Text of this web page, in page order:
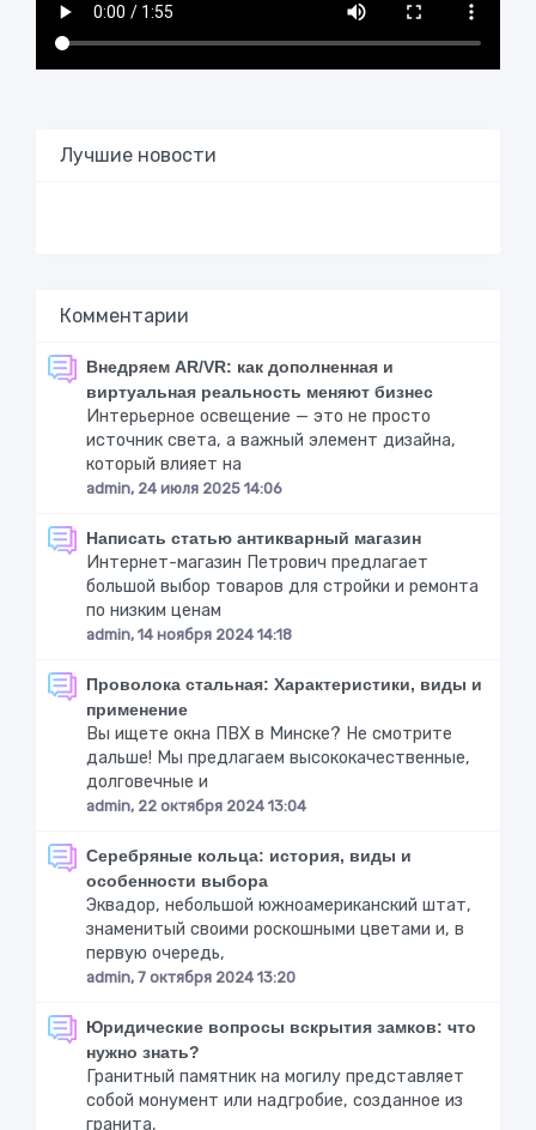
Лучшие новости
Комментарии
Внедряем AR/VR: как дополненная и
виртуальная реальность меняют бизнес
Интерьерное освещение — это не просто
источник света, а важный элемент дизайна,
который влияет на
admin, 24 июля 2025 14:06
Написать статью антикварный магазин
Интернет-магазин Петрович предлагает
большой выбор товаров для стройки и ремонта
по низким ценам
admin, 14 ноября 2024 14:18
Проволока стальная: Характеристики, виды и
применение
Вы ищете окна ПВХ в Минске? Не смотрите
дальше! Мы предлагаем высококачественные,
долговечные и
admin, 22 октября 2024 13:04
Серебряные кольца: история, виды и
особенности выбора
Эквадор, небольшой южноамериканский штат,
знаменитый своими роскошными цветами и, в
первую очередь,
admin, 7 октября 2024 13:20
Юридические вопросы вскрытия замков: что
нужно знать?
Гранитный памятник на могилу представляет
собой монумент или надгробие, созданное из
гранита,